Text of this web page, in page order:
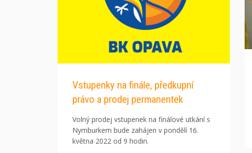
Vstupenky na finále, předkupní
právo a prodej permanentek
Volný prodej vstupenek na finálové utkání s
Nymburkem bude zahájen v pondělí 16.
května 2022 od 9 hodin.